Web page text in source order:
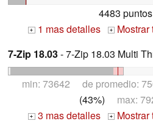
4483 puntos
+ 1 mas detalles +
7-Zip 18.03- 7-Zip 18.03 Multi
min: 73642 de promedio:
(43%) max:
+ 3 mas detalles +